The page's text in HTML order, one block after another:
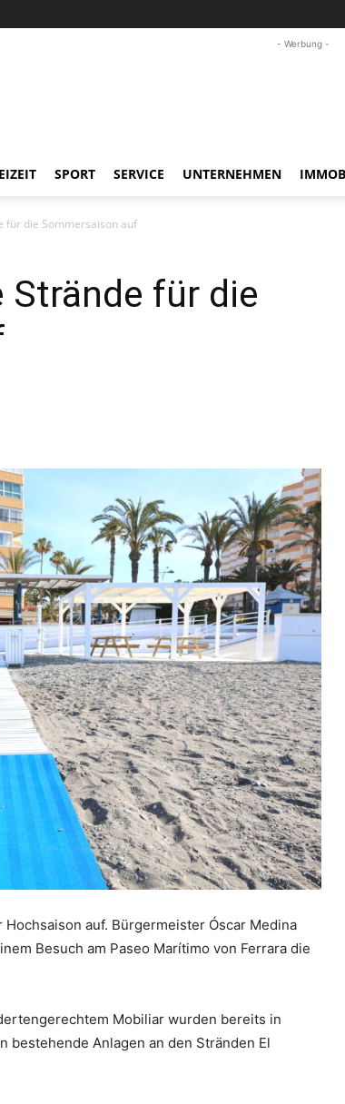
- Werbung -
SPORT SERVICE UNTERNEHMEN
für die Sommersaison auf
für die
auf. Bürgermeister Óscar Medina
Besuch am Paseo Marítimo von Ferrara die
Mobiliar wurden bereits in
bestehende Anlagen an den Stränden El